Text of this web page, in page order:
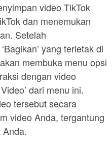
video TikTok
dan menemukan
Setelah
yang terletak di
membuka menu opsi
dengan video
dari menu ini.
tersebut secara
video Anda, tergantung